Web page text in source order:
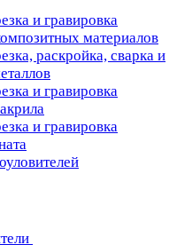
и гравировка
материалов
раскройка, сварка и
и гравировка
и гравировка